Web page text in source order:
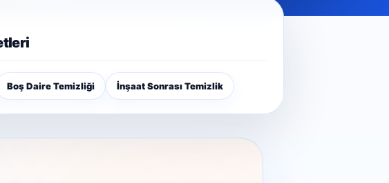
Boş Daire Temizliği İnşaat Sonrası Temizlik